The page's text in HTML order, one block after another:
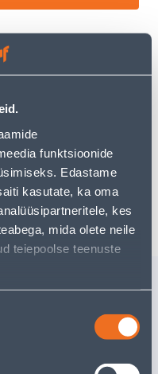
funktsioonide
Edastame
kasutate, ka oma
kes
mida olete neile
teiepoolse teenuste
€ от 2-5 tööpäeva
с 2-5 tööpäeva
25MM